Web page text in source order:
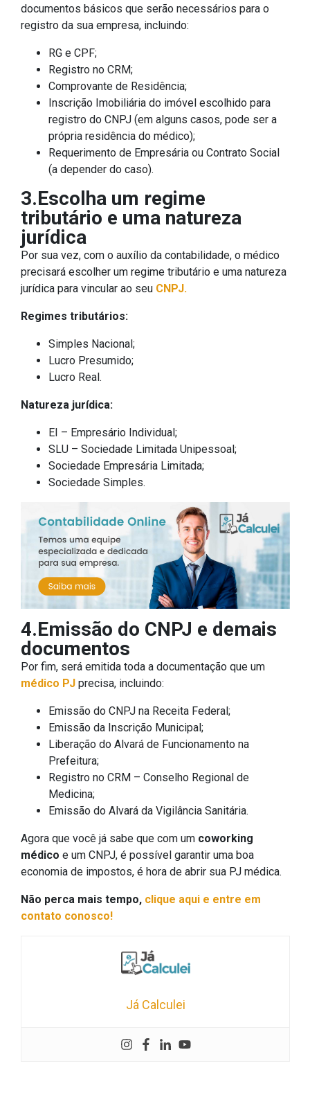
documentos básicos que serão necessários para o
registro da sua empresa, incluindo:
RG e CPF;
Registro no CRM;
Comprovante de Residência;
Inscrição Imobiliária do imóvel escolhido para
registro do CNPJ (em alguns casos, pode ser a
própria residência do médico);
Requerimento de Empresária ou Contrato Social
(a depender do caso).
3.Escolha um regime
tributário e uma natureza
jurídica
Por sua vez, com o auxílio da contabilidade, o médico
precisará escolher um regime tributário e uma natureza
jurídica para vincular ao seu CNPJ.
Regimes tributários:
Simples Nacional;
Lucro Presumido;
Lucro Real.
Natureza jurídica:
EI – Empresário Individual;
SLU – Sociedade Limitada Unipessoal;
Sociedade Empresária Limitada;
Sociedade Simples.
4.Emissão do CNPJ e demais
documentos
Por fim, será emitida toda a documentação que um
médico PJ precisa, incluindo:
Emissão do CNPJ na Receita Federal;
Emissão da Inscrição Municipal;
Liberação do Alvará de Funcionamento na
Prefeitura;
Registro no CRM – Conselho Regional de
Medicina;
Emissão do Alvará da Vigilância Sanitária.
Agora que você já sabe que com um coworking
médico e um CNPJ, é possível garantir uma boa
economia de impostos, é hora de abrir sua PJ médica.
Não perca mais tempo, clique aqui e entre em
contato conosco!
Já Calculei